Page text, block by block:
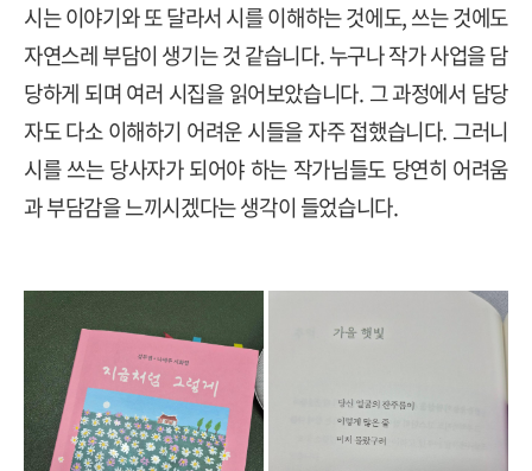
시는 이야기와 또 달라서 시를 이해하는 것에도,쓰는 것에도
자연스레 부담이 생기는 것 같습니다.누구나 작가 사업을 담
당하게 되며 여러 시집을 읽어보았습니다. 그 과정에서 담당
자도 다소 이해하기 어려운 시들을 자주 접했습니다. 그러니
시를 쓰는 당사자가 되어야 하는 작가님들도 당연히 어려움
과 부담감을 느끼시겠다는 생각이 들었습니다.